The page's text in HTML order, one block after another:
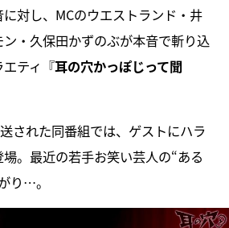
対し、MCのウエストランド・井
・久保田かずのぶが本音で斬り込
ティ『耳の穴かっぽじって聞
された同番組では、ゲストにハラ
。最近の若手お笑い芸人の“ある
り…。